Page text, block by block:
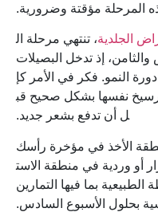
المرحلة مؤقتة وضرورية.
الجلدية، تنتهي مرحلة ال
إذ تدخل البصيلات
النمو. فكر في الأمر كإ
نفسها بشكل صحيح قب
ل أن تدفع بشعر جديد.
3، تتعافى منطقة الأخذ في مؤخرة رأسك
أو وردية في منطقة الاست
بما فيها التمارين
بحلول الأسبوع السادس.